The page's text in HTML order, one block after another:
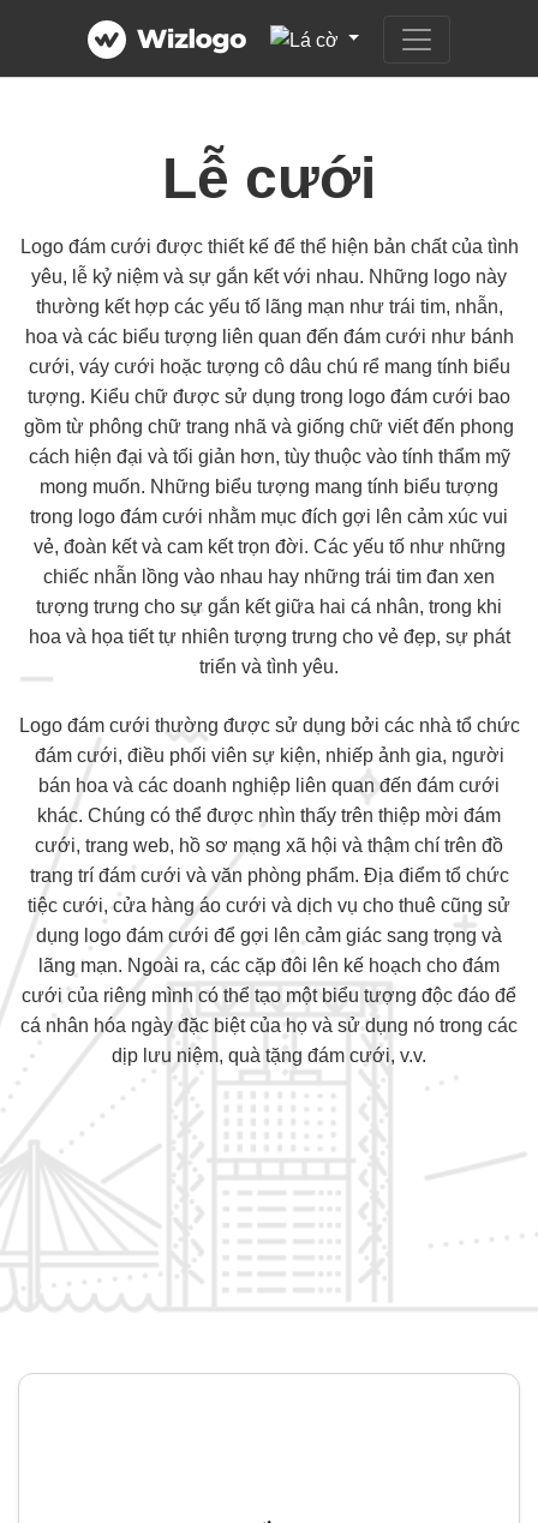
Lễ cưới
Logo đám cưới được thiết kế để thể hiện bản chất của tình
yêu, lễ kỷ niệm và sự gắn kết với nhau. Những logo này
thường kết hợp các yếu tố lãng mạn như trái tim, nhẫn,
hoa và các biểu tượng liên quan đến đám cưới như bánh
cưới, váy cưới hoặc tượng cô dâu chú rể mang tính biểu
tượng. Kiểu chữ được sử dụng trong logo đám cưới bao
gồm từ phông chữ trang nhã và giống chữ viết đến phong
cách hiện đại và tối giản hơn, tùy thuộc vào tính thẩm mỹ
mong muốn. Những biểu tượng mang tính biểu tượng
trong logo đám cưới nhằm mục đích gợi lên cảm xúc vui
vẻ, đoàn kết và cam kết trọn đời. Các yếu tố như những
chiếc nhẫn lồng vào nhau hay những trái tim đan xen
tượng trưng cho sự gắn kết giữa hai cá nhân, trong khi
hoa và họa tiết tự nhiên tượng trưng cho vẻ đẹp, sự phát
triển và tình yêu.
Logo đám cưới thường được sử dụng bởi các nhà tổ chức
đám cưới, điều phối viên sự kiện, nhiếp ảnh gia, người
bán hoa và các doanh nghiệp liên quan đến đám cưới
khác. Chúng có thể được nhìn thấy trên thiệp mời đám
cưới, trang web, hồ sơ mạng xã hội và thậm chí trên đồ
trang trí đám cưới và văn phòng phẩm. Địa điểm tổ chức
tiệc cưới, cửa hàng áo cưới và dịch vụ cho thuê cũng sử
dụng logo đám cưới để gợi lên cảm giác sang trọng và
lãng mạn. Ngoài ra, các cặp đôi lên kế hoạch cho đám
cưới của riêng mình có thể tạo một biểu tượng độc đáo để
cá nhân hóa ngày đặc biệt của họ và sử dụng nó trong các
dịp lưu niệm, quà tặng đám cưới, v.v.